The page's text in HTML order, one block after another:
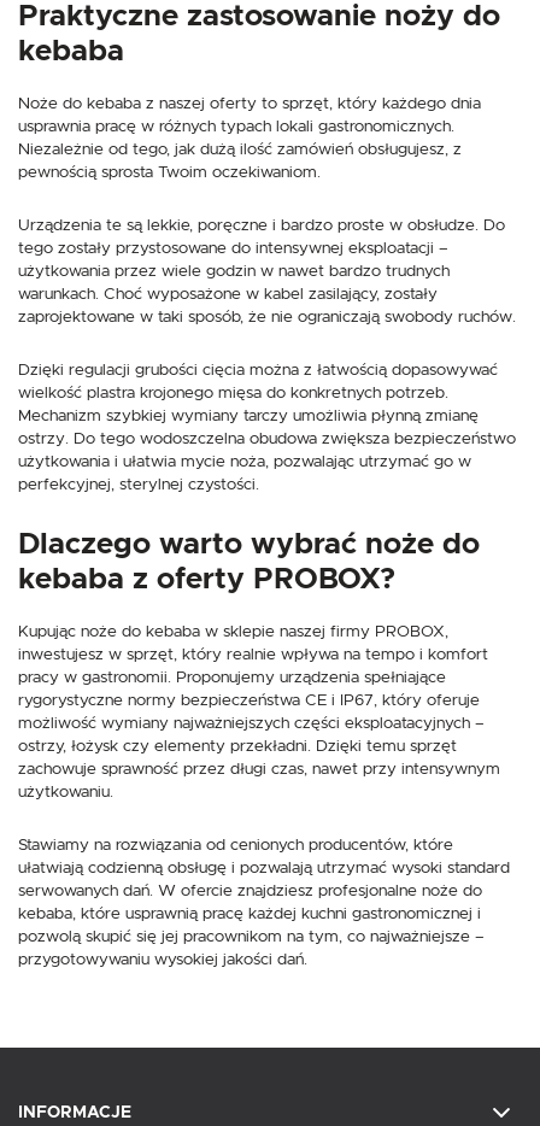
Praktyczne zastosowanie noży do
kebaba
Noże do kebaba z naszej oferty to sprzęt, który każdego dnia
usprawnia pracę w różnych typach lokali gastronomicznych.
Niezależnie od tego, jak dużą ilość zamówień obsługujesz, z
pewnością sprosta Twoim oczekiwaniom.
Urządzenia te są lekkie, poręczne i bardzo proste w obsłudze. Do
tego zostały przystosowane do intensywnej eksploatacji –
użytkowania przez wiele godzin w nawet bardzo trudnych
warunkach. Choć wyposażone w kabel zasilający, zostały
zaprojektowane w taki sposób, że nie ograniczają swobody ruchów.
Dzięki regulacji grubości cięcia można z łatwością dopasowywać
wielkość plastra krojonego mięsa do konkretnych potrzeb.
Mechanizm szybkiej wymiany tarczy umożliwia płynną zmianę
ostrzy. Do tego wodoszczelna obudowa zwiększa bezpieczeństwo
użytkowania i ułatwia mycie noża, pozwalając utrzymać go w
perfekcyjnej, sterylnej czystości.
Dlaczego warto wybrać noże do
kebaba z oferty PROBOX?
Kupując noże do kebaba w sklepie naszej firmy PROBOX,
inwestujesz w sprzęt, który realnie wpływa na tempo i komfort
pracy w gastronomii. Proponujemy urządzenia spełniające
rygorystyczne normy bezpieczeństwa CE i IP67, który oferuje
możliwość wymiany najważniejszych części eksploatacyjnych –
ostrzy, łożysk czy elementy przekładni. Dzięki temu sprzęt
zachowuje sprawność przez długi czas, nawet przy intensywnym
użytkowaniu.
Stawiamy na rozwiązania od cenionych producentów, które
ułatwiają codzienną obsługę i pozwalają utrzymać wysoki standard
serwowanych dań. W ofercie znajdziesz profesjonalne noże do
kebaba, które usprawnią pracę każdej kuchni gastronomicznej i
pozwolą skupić się jej pracownikom na tym, co najważniejsze –
przygotowywaniu wysokiej jakości dań.
INFORMACJE